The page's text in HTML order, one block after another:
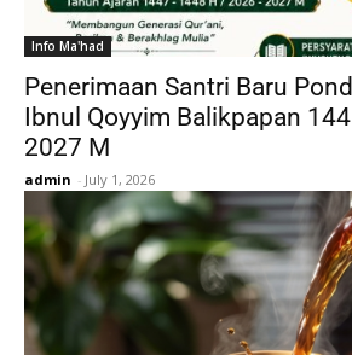
Info Ma'had
Penerimaan Santri Baru
Ibnul Qoyyim Balikpapan
2027 M
admin - July 1, 2026